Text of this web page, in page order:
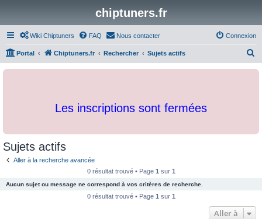
chiptuners.fr
Wiki Chiptuners FAQ Nous contacter Connexion
Portal Chiptuners.fr Rechercher Sujets actifs
c
Les inscriptions sont fermées
Sujets actifs
Aller à la recherche avancée
0 résultat trouvé • Page 1 sur 1
Aucun sujet ou message ne correspond à vos critères de recherche.
0 résultat trouvé • Page 1 sur 1
Aller à